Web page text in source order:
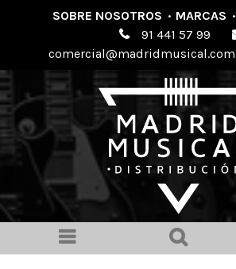
SOBRE NOSOTROS · MARCAS ·
91 441 57 99
comercial@madridmusical.com